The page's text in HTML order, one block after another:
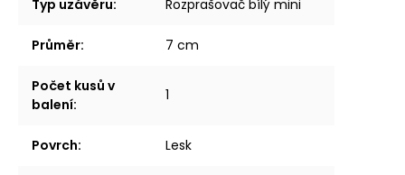
Typ uzávěru: Rozprašovač bílý mini
Průměr: 7 cm
Počet kusů v
balení:
1
Povrch: Lesk